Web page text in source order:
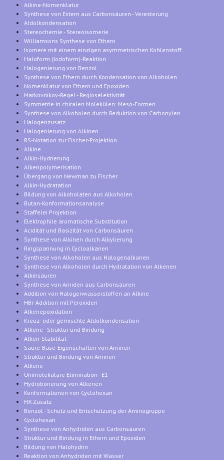
Alkine-Nomenklatur
Synthese von Estern aus Carbonsäuren - Veresterung
Aldolkondensation
Stereochemie - Stereoisomerie
Williamsons Synthese von Ethern
Isomere mit einem einzigen asymmetrischen Kohlenstoff
Haloform (Iodoform)-Reaktion
Halogenierung von Benzol
Synthese von Ethern durch Kondensation von Alkoholen
Nomenklatur von Ethern und Epoxiden
Markovnikov-Regel - Regioselektivität
Symmetrie in chiralen Molekülen: Meso-Formen
Synthese von Alkoholen durch Reduktion von Carbonylen
Halogenzusatz
Halogenierung von Alkinen
RS-Notation zur Fischer-Projektion
Alkine
Alkin-Hydrierung
Alkenpolymerisation
Übergang von Newman zu Fischer
Alkin-Hydratation
Bildung von Alkoholaten aus Alkoholen
Butan-Konformationsanalyse
Staffelei Projektion
Elektrophile aromatische Substitution
Acidität und Basizität von Carbonsäuren
Synthese von Alkinen durch Alkylierung
Ringspannung in Cycloalkanen
Synthese von Alkoholen aus Halogenalkanen
Synthese von Alkoholen durch Hydratation von Alkenen
Alkinsäuren
Synthese von Amiden aus Carbonsäuren
Addition von Halogenwasserstoffen an Alkine
HBr-Addition mit Peroxiden
Alkenepoxidation
Kreuz- oder gemischte Aldolkondensation
Alkene - Struktur und Bindung
Alken-Stabilität
Säure-Base-Eigenschaften von Aminen
Struktur und Bindung von Aminen
Alkene
Unimolekulare Elimination - E1
Hydroborierung von Alkenen
Konformationen von Cyclohexan
HX-Zusatz
Benzol - Schutz und Entschützung der Aminogruppe
Cyclohexan
Synthese von Anhydriden aus Carbonsäuren
Struktur und Bindung in Ethern und Epoxiden
Bildung von Halohydrin
Reaktion von Anhydriden mit Wasser